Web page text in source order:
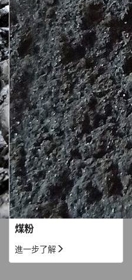
煤粉
進一步了解